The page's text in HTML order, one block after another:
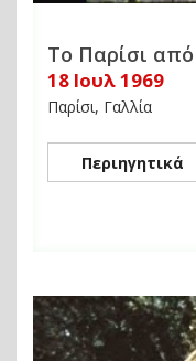
Το Παρίσι
18 Ιουλ 1969
Παρίσι, Γαλλία
Περιηγητικά